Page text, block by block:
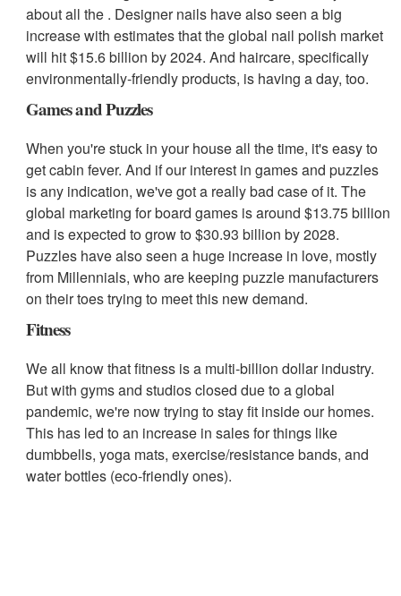
about all the . Designer nails have also seen a big
increase with estimates that the global nail polish market
will hit $15.6 billion by 2024. And haircare, specifically
environmentally-friendly products, is having a day, too.
Games and Puzzles
When you're stuck in your house all the time, it's easy to
get cabin fever. And if our interest in games and puzzles
is any indication, we've got a really bad case of it. The
global marketing for board games is around $13.75 billion
and is expected to grow to $30.93 billion by 2028.
Puzzles have also seen a huge increase in love, mostly
from Millennials, who are keeping puzzle manufacturers
on their toes trying to meet this new demand.
Fitness
We all know that fitness is a multi-billion dollar industry.
But with gyms and studios closed due to a global
pandemic, we're now trying to stay fit inside our homes.
This has led to an increase in sales for things like
dumbbells, yoga mats, exercise/resistance bands, and
water bottles (eco-friendly ones).